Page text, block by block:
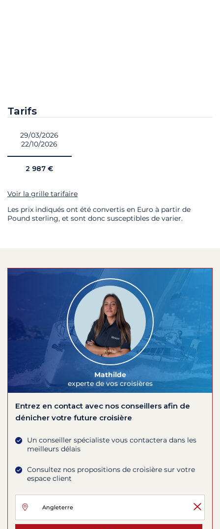
Tarifs
29/03/2026
22/10/2026
2 987 €
Voir la grille tarifaire
Les prix indiqués ont été convertis en Euro à partir de
Pound sterling, et sont donc susceptibles de varier.
Mathilde
experte de vos croisières
Entrez en contact avec nos conseillers afin de
dénicher votre future croisière
Un conseiller spécialiste vous contactera dans les
meilleurs délais
Consultez nos propositions de croisière sur votre
espace client